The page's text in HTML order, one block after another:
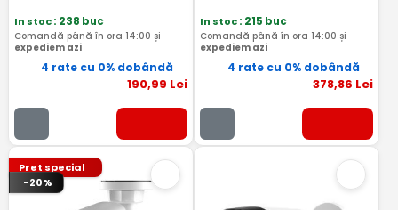
In stoc: 238 buc
Comandă până în ora 14:00 și
expediem azi
4 rate cu 0% dobândă
190,99 Lei
In stoc: 215 buc
Comandă până în ora 14:00 și
expediem azi
4 rate cu 0% dobândă
378,86 Lei
Pret special
-20%